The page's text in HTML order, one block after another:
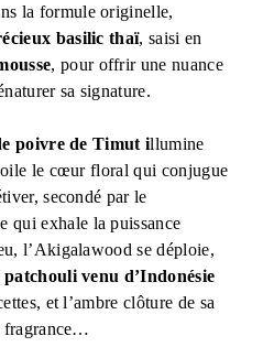
la formule originelle,
basilic thaï, saisi en
, pour offrir une nuance
sa signature.
poivre de Timut illumine
le cœur floral qui conjugue
secondé par le
qui exhale la puissance
l’Akigalawood se déploie,
patchouli venu d’Indonésie
et l’ambre clôture de sa
fragrance…